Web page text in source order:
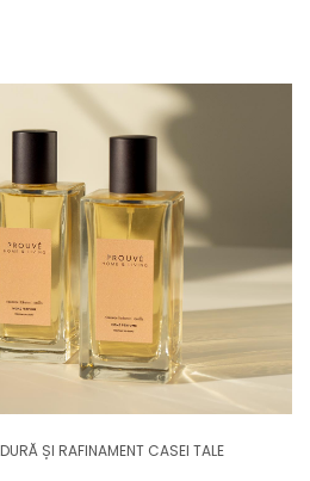
un caracter unic și puternic.
ȘI RAFINAMENT CASEI TALE